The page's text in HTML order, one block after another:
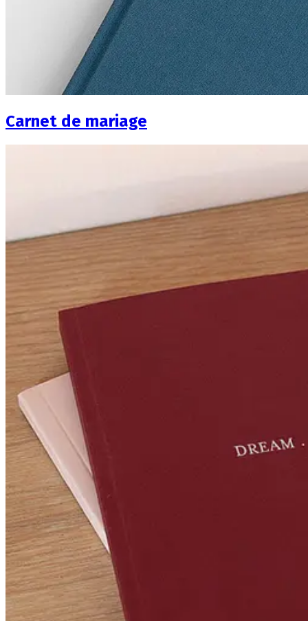
Carnet de mariage